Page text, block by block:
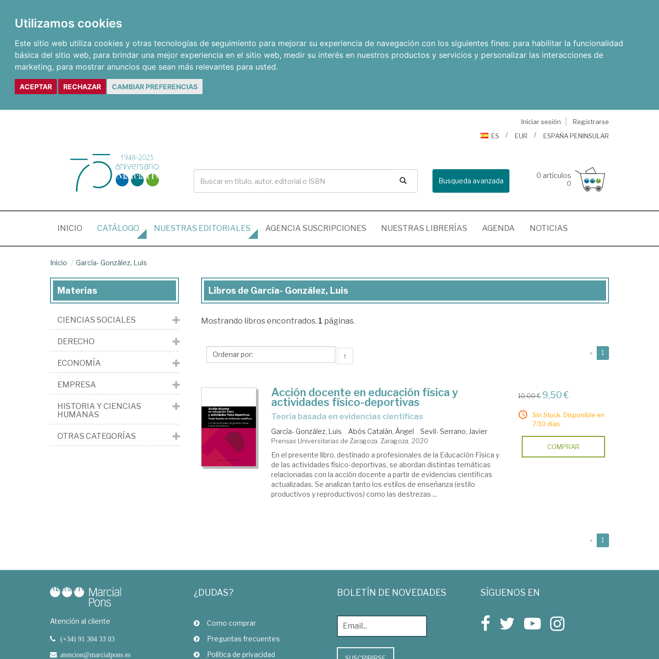
Utilizamos cookies
Este sitio web utiliza cookies y otras tecnologías de seguimiento para mejorar su experiencia de navegación con los siguientes fines: para habilitar la funcionalidad
básica del sitio web, para brindar una mejor experiencia en el sitio web, medir su interés en nuestros productos y servicios y personalizar las interacciones de
marketing, para mostrar anuncios que sean más relevantes para usted.
ACEPTAR RECHAZAR CAMBIAR PREFERENCIAS
Iniciar sesión
Registrarse
ES
EUR ESPAÑA PENINSULAR
Busqueda avanzada
0 artículos
0
INICIO (CURRENT)
CATÁLOGO NUESTRAS EDITORIALES AGENCIA SUSCRIPCIONES NUESTRAS LIBRERÍAS AGENDA NOTICIAS
Inicio García- González, Luis
Libros
García-
Luis
Libros de García- González, Luis
Mostrando libros encontrados. 1 páginas.
↑ « 1
Acción docente en educación física y
actividades físico-deportivas
teoría basada en evidencias científicas
García- González, Luis Abós Catalán, Ángel Sevil- Serrano, Javier
Prensas Universitarias de Zaragoza. Zaragoza, 2020
En el presente libro, destinado a profesionales de la Educación Física y
de las actividades físico-deportivas, se abordan distintas temáticas
relacionadas con la acción docente a partir de evidencias científicas
actualizadas. Se analizan tanto los estilos de enseñanza (estilo
productivos y reproductivos) como las destrezas ...
10,00 € 9,50 €
Sin Stock. Disponible en
7/10 días.
COMPRAR
« 1
Materias
CIENCIAS SOCIALES
DERECHO
ECONOMÍA
EMPRESA
HISTORIA Y CIENCIAS
HUMANAS
OTRAS CATEGORÍAS
Atención al cliente
(+34) 91 304 33 03
atencion@marcialpons.es
¿DUDAS?
Como comprar
Preguntas frecuentes
Política de privacidad
BOLETÍN DE NOVEDADES SÍGUENOS EN